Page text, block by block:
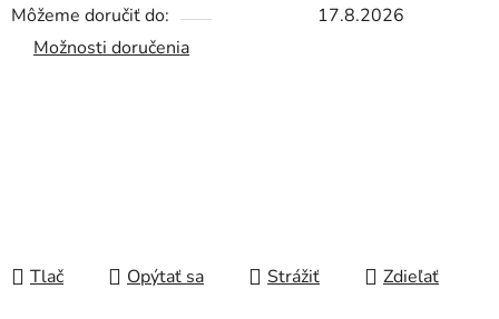
Môžeme doručiť do:
17.8.2026
Možnosti doručenia
Tlač Opýtať sa Strážiť Zdieľať